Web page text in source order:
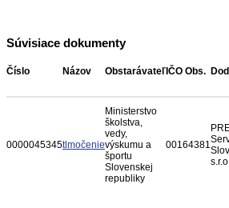
Súvisiace dokumenty
Číslo Názov Obstarávateľ IČO Obs.
0000045345tlmočenie
Ministerstvo
školstva,
vedy,
výskumu a
športu
Slovenskej
republiky
00164381